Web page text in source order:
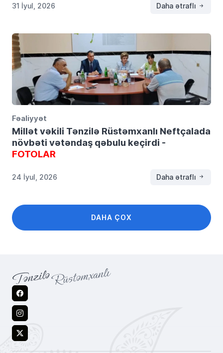
31 İyul, 2026 Daha ətraflı
Fəaliyyət
Millət vəkili Tənzilə Rüstəmxanlı Neftçalada
növbəti vətəndaş qəbulu keçirdi -
FOTOLAR
24 İyul, 2026 Daha ətraflı
DAHA ÇOX
Facebook
Instagram
X